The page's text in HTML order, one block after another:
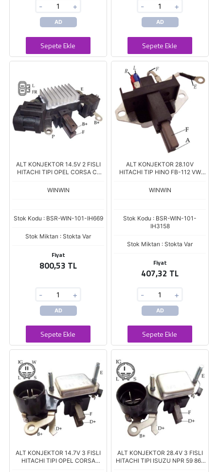
- +
AD
Sepete Ekle
- +
AD
Sepete Ekle
ALT KONJEKTOR 14.5V 2 FISLI
HITACHI TIPI OPEL CORSA C-
1.7 TD VR-H2000-64
WINWIN
Stok Kodu : BSR-WIN-101-IH669
Stok Miktarı : Stokta Var
Fiyat
800,53 TL
- +
AD
Sepete Ekle
ALT KONJEKTOR 28.10V
HITACHI TIP HINO FB-112 VW
WINWIN
Stok Kodu : BSR-WIN-101-
IH3158
Stok Miktarı : Stokta Var
Fiyat
407,32 TL
- +
AD
Sepete Ekle
ALT KONJEKTOR 14.7V 3 FISLI
HITACHI TIPI OPEL CORSA
ALT KONJEKTOR 28.4V 3 FISLI
HITACHI TIPI ISUZU NPR 59 86-